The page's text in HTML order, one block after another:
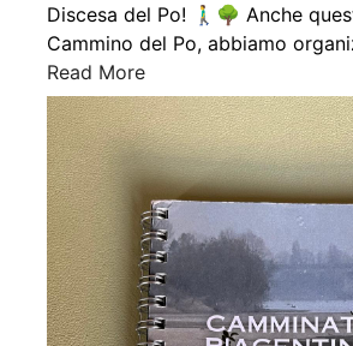
Discesa del Po! 🚶‍♂️🌳 Anche
Cammino del Po, abbiamo
Read More